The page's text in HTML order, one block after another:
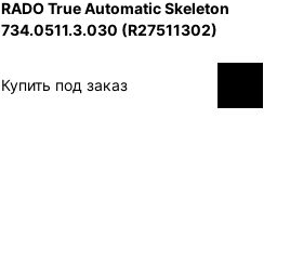
RADO True Automatic Skeleton
734.0511.3.030 (R27511302)
Купить под заказ